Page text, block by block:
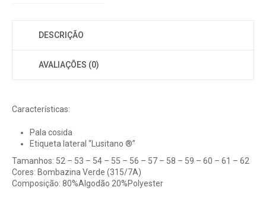
DESCRIÇÃO
AVALIAÇÕES (0)
Características:
Pala cosida
Etiqueta lateral “Lusitano ®”
Tamanhos: 52 – 53 – 54 – 55 – 56 – 57 – 58 – 59 – 60 – 61 – 62
Cores: Bombazina Verde (315/7A)
Composição: 80%Algodão 20%Polyester